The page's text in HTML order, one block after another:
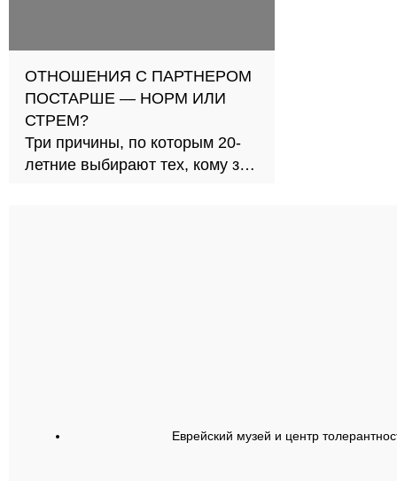
ОТНОШЕНИЯ С ПАРТНЕРОМ
ПОСТАРШЕ — НОРМ ИЛИ
СТРЕМ?
Три причины, по которым 20-
летние выбирают тех, кому за
Еврейский музей и центр